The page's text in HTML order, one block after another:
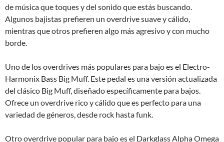
de música que toques y del sonido que estás buscando.
Algunos bajistas prefieren un overdrive suave y cálido,
mientras que otros prefieren algo más agresivo y con mucho
borde.
Uno de los overdrives más populares para bajo es el Electro-
Harmonix Bass Big Muff. Este pedal es una versión actualizada
del clásico Big Muff, diseñado específicamente para bajos.
Ofrece un overdrive rico y cálido que es perfecto para una
variedad de géneros, desde rock hasta funk.
Otro overdrive popular para bajo es el Darkglass Alpha Omega